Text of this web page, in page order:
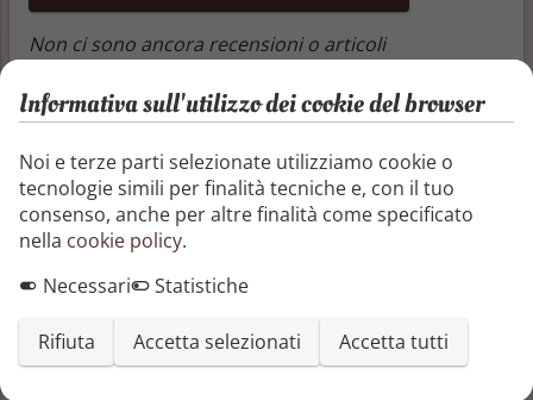
Non ci sono ancora recensioni o articoli
Altri libri di Geronimo Stilton
Viaggio nelle Terre degli Elfi
Poffartopo! Emergenza! Nel magico
Villaggio degli Elfi era successa una cosa
meritate vacanze estive, quando in sua
assenza tutti i giocattoli erano spariti dalla
fabbrica degli elfi! E con loro era
scomparso nel nulla anche l'elfo
Informativa sull'utilizzo dei cookie del browser
Noi e terze parti selezionate utilizziamo cookie o
tecnologie simili per finalità tecniche e, con il tuo
consenso, anche per altre finalità come specificato
nella cookie policy.
Necessari
Statistiche
Rifiuta Accetta selezionati Accetta tutti